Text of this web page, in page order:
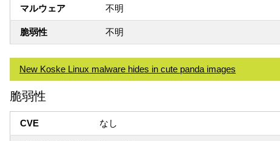
マルウェア 不明
脆弱性 不明
New Koske Linux malware hides in cute panda images
脆弱性
CVE なし